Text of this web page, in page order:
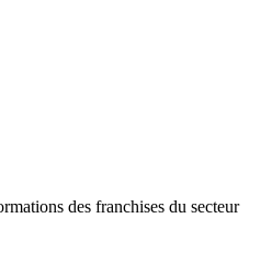
des franchises du secteur